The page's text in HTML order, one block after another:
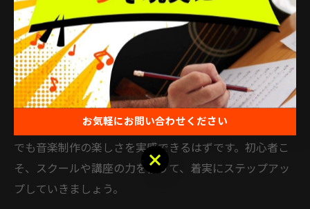
とで、多くの初心者が挫折せずに続けられています。実
際に、DTM初心者セットや入門書を利用し、最初の一曲
を完成させた成功体験は、多くの受講生から喜びの声が
寄せられています。
「DTM作曲をなめるな」という声もありますが、継続し
て学ぶ姿勢と、適切なサポートを受けることで、どなた
でも音楽制作の楽しさを実感できるはずです。初心者こ
そ、スクールや講座の力を借りて、着実にステップアッ
プしていきましょう。
お気軽にお問い合わせください
お気軽にお問い合わせください